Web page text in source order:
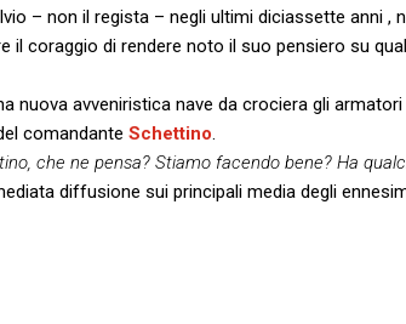
– non il regista – negli ultimi diciassette anni ,
il coraggio di rendere noto il suo pensiero su
nuova avveniristica nave da crociera gli
comandante Schettino.
che ne pensa? Stiamo facendo bene? Ha
diffusione sui principali media degli